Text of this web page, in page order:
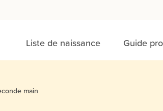
Liste de naissance Guide
main